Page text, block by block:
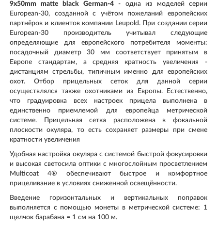
9x50mm matte black German-4- одна из моделей серии
European-30, созданной с учётом пожеланий европейских
партнёров и клиентов компании Leupold. При создании серии
European-30 производитель учитывал следующие
определяющие для европейского потребителя моменты:
посадочный диаметр 30 мм соответствует принятым в
Европе стандартам, а средняя кратность увеличения -
дистанциям стрельбы, типичным именно для европейских
охот. Отбор прицельных сеток для данной серии
осуществлялся также охотниками из Европы. Естественно,
что градуировка всех настроек прицела выполнена в
единственно приемлемой для европейца метрической
системе. Прицельная сетка расположена в фокальной
плоскости окуляра, то есть сохраняет размеры при смене
кратности увеличения
Удобная настройка окуляра с системой быстрой фокусировки
и высокая светосила оптики с многослойным просветлением
Multicoat 4® обеспечивают быстрое и комфортное
прицеливание в условиях сниженной освещённости.
Введение горизонтальных и вертикальных поправок
выполняется с помощью монеты в метрической системе: 1
щелчок барабана = 1 см на 100 м.